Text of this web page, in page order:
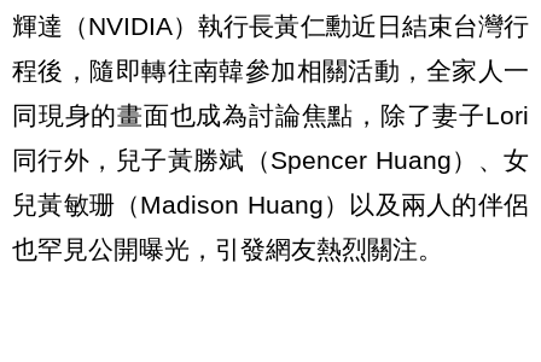
輝達（NVIDIA）執行長黃仁勳近日結束台灣行
程後，隨即轉往南韓參加相關活動，全家人一
同現身的畫面也成為討論焦點，除了妻子Lori
同行外，兒子黃勝斌（Spencer Huang）、女
兒黃敏珊（Madison Huang）以及兩人的伴侶
也罕見公開曝光，引發網友熱烈關注。